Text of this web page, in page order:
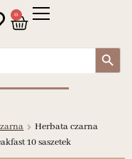
0
Search Button
Herbata czarna
10 saszetek